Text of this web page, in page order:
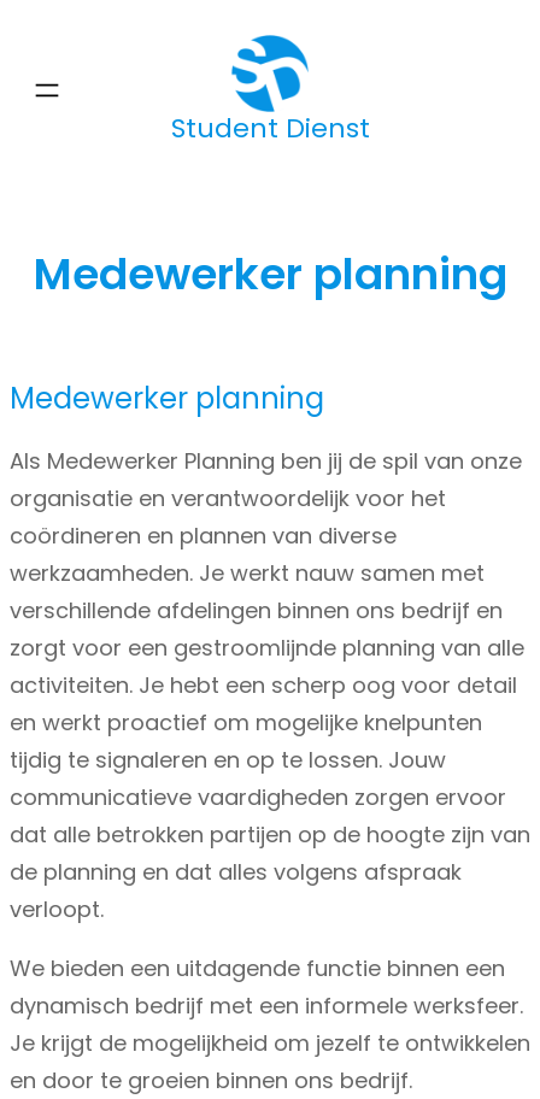
de
Student Dienst
Medewerker planning
Medewerker planning
Als Medewerker Planning ben jij de spil van onze
organisatie en verantwoordelijk voor het
coördineren en plannen van diverse
werkzaamheden. Je werkt nauw samen met
verschillende afdelingen binnen ons bedrijf en
zorgt voor een gestroomlijnde planning van alle
activiteiten. Je hebt een scherp oog voor detail
en werkt proactief om mogelijke knelpunten
tijdig te signaleren en op te lossen. Jouw
communicatieve vaardigheden zorgen ervoor
dat alle betrokken partijen op de hoogte zijn van
de planning en dat alles volgens afspraak
verloopt.
We bieden een uitdagende functie binnen een
dynamisch bedrijf met een informele werksfeer.
Je krijgt de mogelijkheid om jezelf te ontwikkelen
en door te groeien binnen ons bedrijf.